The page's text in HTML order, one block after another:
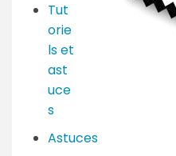
Tut
orie
ls et
ast
uce
s
Astuces